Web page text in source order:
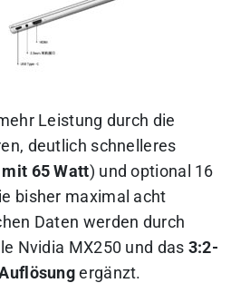
Leistung durch die
deutlich schnelleres
65 Watt) und optional 16
bisher maximal acht
Daten werden durch
Nvidia MX250 und das 3:2-
ergänzt.